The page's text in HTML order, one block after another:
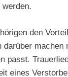
den
darüber machen
passt.
eines